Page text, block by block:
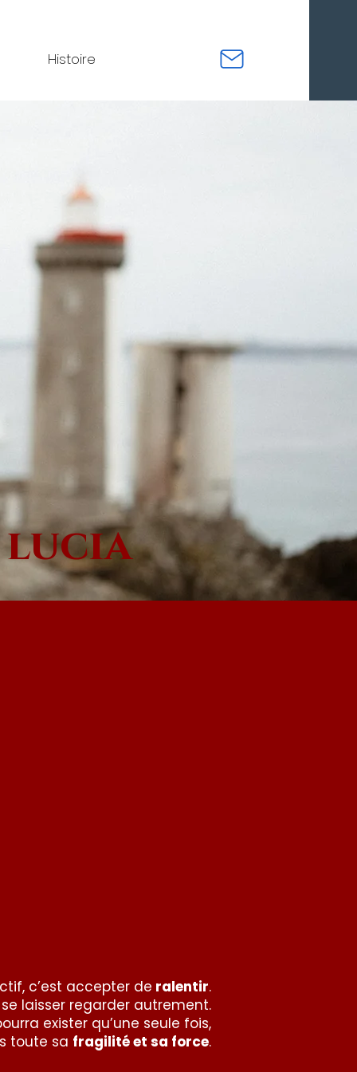
Histoire
lucia
c’est accepter de ralentir.
laisser regarder autrement.
exister qu’une seule fois,
toute sa fragilité et sa force.